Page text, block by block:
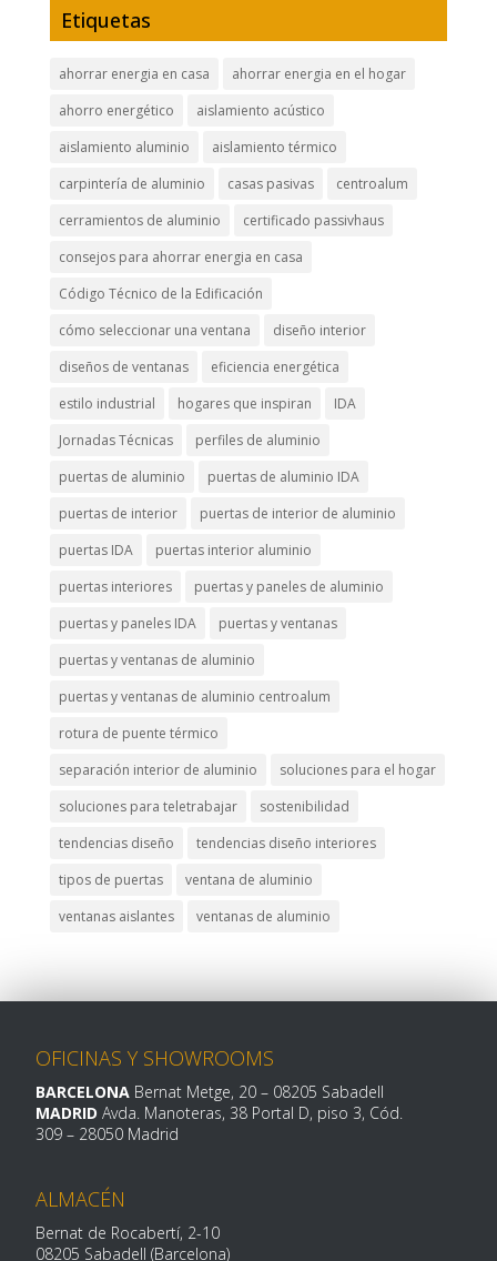
Etiquetas
ahorrar energia en casa
ahorrar energia en el hogar
ahorro energético
aislamiento acústico
aislamiento aluminio
aislamiento térmico
carpintería de aluminio
casas pasivas
centroalum
cerramientos de aluminio
certificado passivhaus
consejos para ahorrar energia en casa
Código Técnico de la Edificación
cómo seleccionar una ventana
diseño interior
diseños de ventanas
eficiencia energética
estilo industrial
hogares que inspiran
IDA
Jornadas Técnicas
perfiles de aluminio
puertas de aluminio
puertas de aluminio IDA
puertas de interior
puertas de interior de aluminio
puertas IDA
puertas interior aluminio
puertas interiores
puertas y paneles de aluminio
puertas y paneles IDA
puertas y ventanas
puertas y ventanas de aluminio
puertas y ventanas de aluminio centroalum
rotura de puente térmico
separación interior de aluminio
soluciones para el hogar
soluciones para teletrabajar
sostenibilidad
tendencias diseño
tendencias diseño interiores
tipos de puertas
ventana de aluminio
ventanas aislantes
ventanas de aluminio
OFICINAS Y SHOWROOMS
BARCELONA Bernat Metge, 20– 08205 Sabadell
MADRID Avda. Manoteras, 38 Portal D, piso 3, Cód.
309 – 28050 Madrid
ALMACÉN
Bernat de Rocabertí, 2-10
08205 Sabadell (Barcelona)